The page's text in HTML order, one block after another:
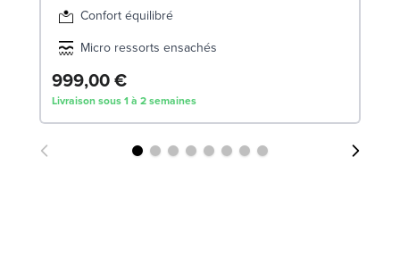
Confort équilibré
Micro ressorts ensachés
999,00 €
Livraison sous 1 à 2 semaines